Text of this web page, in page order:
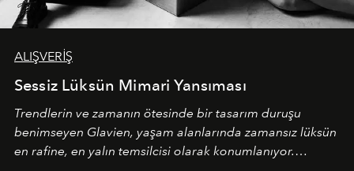
ALIŞVERİŞ
Sessiz Lüksün Mimari Yansıması
Trendlerin ve zamanın ötesinde bir tasarım duruşu
benimseyen Glavien, yaşam alanlarında zamansız lüksün
en rafine, en yalın temsilcisi olarak konumlanıyor.